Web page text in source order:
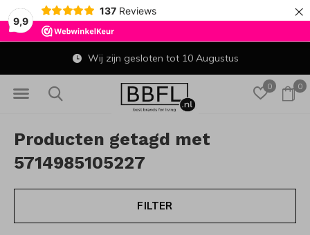
9,9
137 Reviews ×
0 0
Wij zijn gesloten tot 10 Augustus
Producten getagd met
5714985105227
FILTER